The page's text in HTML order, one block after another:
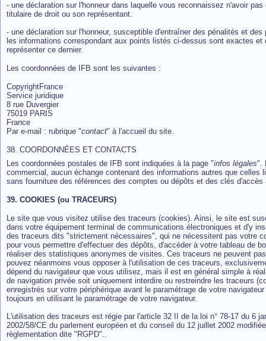
- une déclaration sur l'honneur dans laquelle vous reconnaissez n'avoir
titulaire de droit ou son représentant.
- une déclaration sur l'honneur, susceptible d'entraîner des pénalités et
les informations correspondant aux points listés ci-dessus sont exactes
représenter ce dernier.
Les coordonnées de IFB sont les suivantes :
CopyrightFrance
Service juridique
8 rue Duvergier
75019 PARIS
France
Par e-mail : rubrique "contact" à l'accueil du site.
38. COORDONNÉES ET CONTACTS
Les coordonnées postales de IFB sont indiquées à la page "infos légales".
commercial, aucun échange contenant des informations autres que celles
sans fourniture des références des comptes ou dépôts et des clés d'accès
39. COOKIES (ou TRACEURS)
Le site que vous visitez utilise des traceurs (cookies). Ainsi, le site est
dans votre équipement terminal de communications électroniques et d'y
des traceurs dits "strictement nécessaires", qui ne nécessitent pas votre
pour vous permettre d'effectuer des dépôts, d'accéder à votre tableau de
réaliser des statistiques anonymes de visites. Ces traceurs ne peuvent
pouvez néanmoins vous opposer à l'utilisation de ces traceurs,
dépend du navigateur que vous utilisez, mais il est en général simple à
de navigation privée soit uniquement interdire ou restreindre les traceurs
enregistrés sur votre périphérique avant le paramétrage de votre
toujours en utilisant le paramétrage de votre navigateur.
L'utilisation des traceurs est régie par l'article 32 II de la loi n° 78-17 du 6
2002/58/CE du parlement européen et du conseil du 12 juillet 2002
règlementation dite "RGPD"..